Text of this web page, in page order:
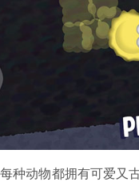
种动物都拥有可爱又